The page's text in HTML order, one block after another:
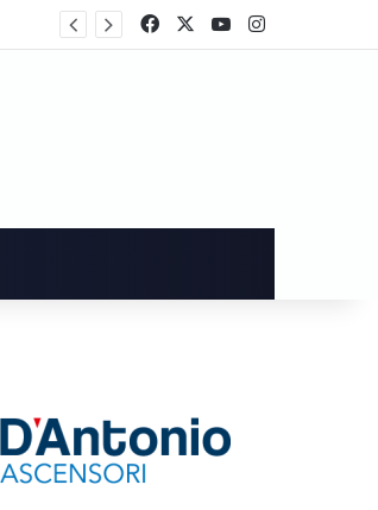
FacebookYou TubeInstagram